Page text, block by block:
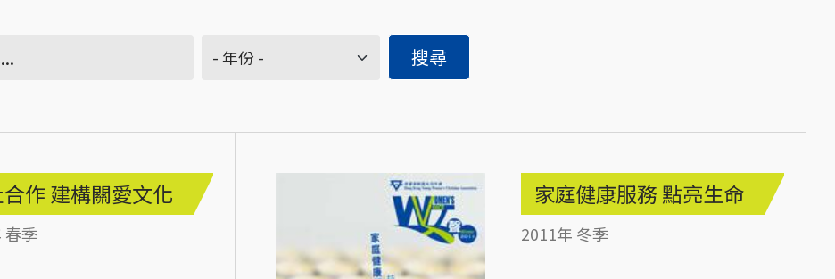
作 建構關愛文化
春季
家庭健康服務 點亮生命
2011年 冬季